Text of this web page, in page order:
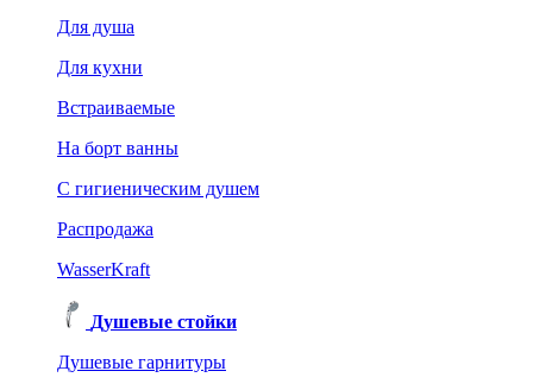
Для душа
Для кухни
Встраиваемые
На борт ванны
C гигиеническим душем
Распродажа
WasserKraft
Душевые стойки
Душевые гарнитуры